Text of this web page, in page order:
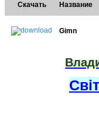
Скачать Название
Gimn